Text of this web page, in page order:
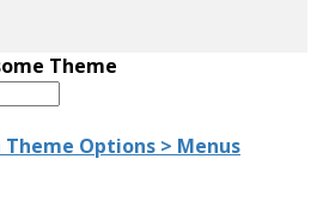
Theme
Options > Menus